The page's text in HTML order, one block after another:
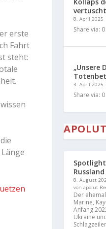
erste
Fahrt
steht:
8. April 2025
Share via:
„Unsere
3. April 2025
Share via:
APOLUT
8. August
von apolut
Der
Marine,
Anfang
Ukraine